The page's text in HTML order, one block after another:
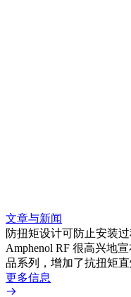
文章与新闻
防扭矩设计可防止安装
Amphenol RF 很高兴地
品系列，增加了抗扭矩直
更多信息